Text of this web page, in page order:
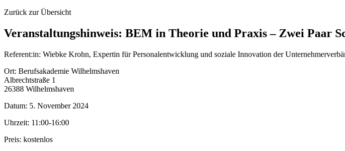
Zurück zur Übersicht
Veranstaltungshinweis: BEM in Theorie und Praxis – Zwei Paar
Referent:in: Wiebke Krohn, Expertin für Personalentwicklung und soziale Innovation der
Ort: Berufsakademie Wilhelmshaven
Albrechtstraße 1
26388 Wilhelmshaven
Datum: 5. November 2024
Uhrzeit: 11:00-16:00
Preis: kostenlos